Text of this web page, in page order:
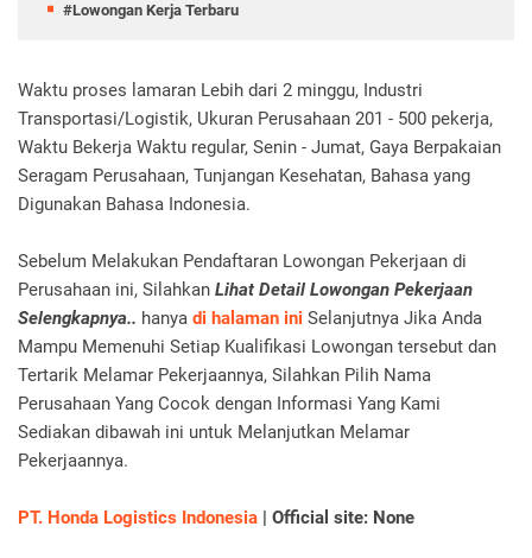
#Lowongan Kerja Terbaru
Waktu proses lamaran Lebih dari 2 minggu, Industri
Transportasi/Logistik, Ukuran Perusahaan 201 - 500 pekerja,
Waktu Bekerja Waktu regular, Senin - Jumat, Gaya Berpakaian
Seragam Perusahaan, Tunjangan Kesehatan, Bahasa yang
Digunakan Bahasa Indonesia.
Sebelum Melakukan Pendaftaran Lowongan Pekerjaan di
Perusahaan ini, Silahkan Lihat Detail Lowongan Pekerjaan
Selengkapnya.. hanya di halaman ini Selanjutnya Jika Anda
Mampu Memenuhi Setiap Kualifikasi Lowongan tersebut dan
Tertarik Melamar Pekerjaannya, Silahkan Pilih Nama
Perusahaan Yang Cocok dengan Informasi Yang Kami
Sediakan dibawah ini untuk Melanjutkan Melamar
Pekerjaannya.
PT. Honda Logistics Indonesia | Official site: None